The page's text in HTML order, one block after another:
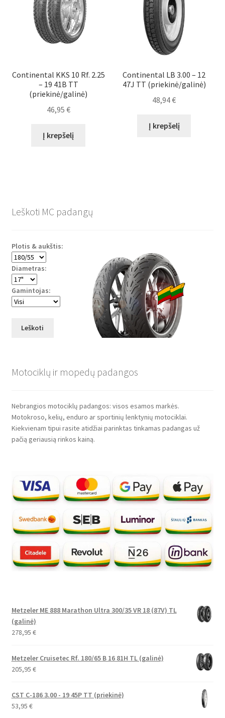
Continental KKS 10 Rf. 2.25
– 19 41B TT
(priekinė/galinė)
46,95 €
Į krepšelį
Continental LB 3.00 – 12
47J TT (priekinė/galinė)
48,94€
Į krepšelį
Leškoti MC padangų
Plotis & aukštis:
Diametras:
Gamintojas:
Leškoti
Motociklų ir mopedų padangos
Nebrangios motociklų padangos: visos esamos markės.
Motokroso, kelių, enduro ar sportinių lenktynių motociklai.
Kiekvienam tipui rasite atidžiai parinktas tinkamas padangas už
pačią geriausią rinkos kainą.
Metzeler ME 888 Marathon Ultra 300/35 VR 18 (87V) TL
(galinė)
278,95 €
Metzeler Cruisetec Rf. 180/65 B 16 81H TL (galinė)
205,95 €
CST C-186 3.00 - 19 45P TT (priekinė)
53,95 €